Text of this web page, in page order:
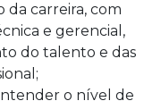
carreira, com
e gerencial,
do talento e das
o nível de